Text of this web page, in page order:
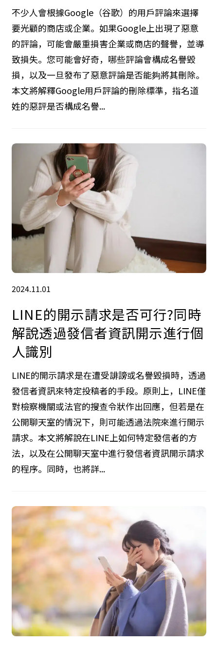
不少人會根據Google（谷歌）的用戶評論來選擇
要光顧的商店或企業。如果Google上出現了惡意
的評論，可能會嚴重損害企業或商店的聲譽，並導
致損失。您可能會好奇，哪些評論會構成名譽毀
損，以及一旦發布了惡意評論是否能夠將其刪除。
本文將解釋Google用戶評論的刪除標準，指名道
姓的惡評是否構成名譽...
2024.11.01
LINE的開示請求是否可行?同時
解說透過發信者資訊開示進行個
人識別
LINE的開示請求是在遭受誹謗或名譽毀損時，透過
發信者資訊來特定投稿者的手段。原則上，LINE僅
對檢察機關或法官的搜查令狀作出回應，但若是在
公開聊天室的情況下，則可能透過法院來進行開示
請求。本文將解說在LINE上如何特定發信者的方
法，以及在公開聊天室中進行發信者資訊開示請求
的程序。同時，也將詳...